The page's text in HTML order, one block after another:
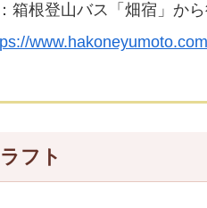
：箱根登山バス「畑宿」か
フト